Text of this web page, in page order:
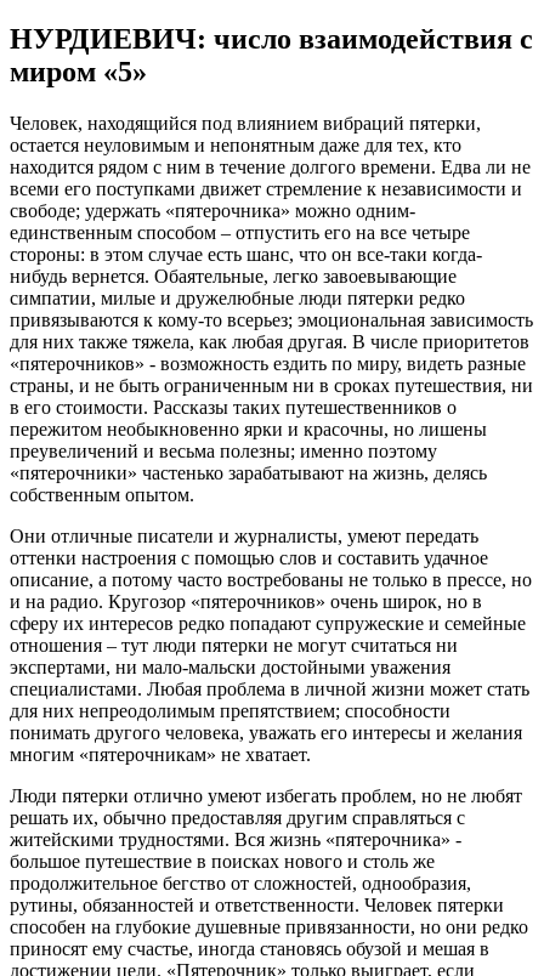
НУРДИЕВИЧ: число взаимодействия с
миром «5»
Человек, находящийся под влиянием вибраций пятерки,
остается неуловимым и непонятным даже для тех, кто
находится рядом с ним в течение долгого времени. Едва ли не
всеми его поступками движет стремление к независимости и
свободе; удержать «пятерочника» можно одним-
единственным способом – отпустить его на все четыре
стороны: в этом случае есть шанс, что он все-таки когда-
нибудь вернется. Обаятельные, легко завоевывающие
симпатии, милые и дружелюбные люди пятерки редко
привязываются к кому-то всерьез; эмоциональная зависимость
для них также тяжела, как любая другая. В числе приоритетов
«пятерочников» - возможность ездить по миру, видеть разные
страны, и не быть ограниченным ни в сроках путешествия, ни
в его стоимости. Рассказы таких путешественников о
пережитом необыкновенно ярки и красочны, но лишены
преувеличений и весьма полезны; именно поэтому
«пятерочники» частенько зарабатывают на жизнь, делясь
собственным опытом.
Они отличные писатели и журналисты, умеют передать
оттенки настроения с помощью слов и составить удачное
описание, а потому часто востребованы не только в прессе, но
и на радио. Кругозор «пятерочников» очень широк, но в
сферу их интересов редко попадают супружеские и семейные
отношения – тут люди пятерки не могут считаться ни
экспертами, ни мало-мальски достойными уважения
специалистами. Любая проблема в личной жизни может стать
для них непреодолимым препятствием; способности
понимать другого человека, уважать его интересы и желания
многим «пятерочникам» не хватает.
Люди пятерки отлично умеют избегать проблем, но не любят
решать их, обычно предоставляя другим справляться с
житейскими трудностями. Вся жизнь «пятерочника» -
большое путешествие в поисках нового и столь же
продолжительное бегство от сложностей, однообразия,
рутины, обязанностей и ответственности. Человек пятерки
способен на глубокие душевные привязанности, но они редко
приносят ему счастье, иногда становясь обузой и мешая в
достижении цели. «Пятерочник» только выиграет, если